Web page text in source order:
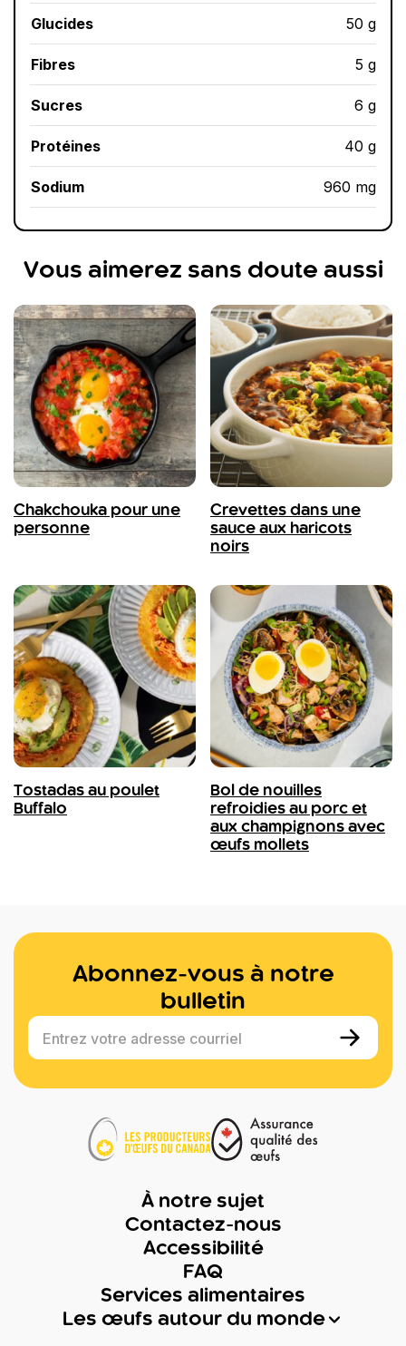
Glucides 50 g
Fibres 5 g
Sucres 6 g
Protéines 40 g
Sodium 960 mg
Vous aimerez sans doute aussi
Chakchouka pour une
personne
Crevettes dans une
sauce aux haricots
noirs
Tostadas au poulet
Buffalo
Bol de nouilles
refroidies au porc et
aux champignons avec
œufs mollets
Abonnez-vous à notre
bulletin
Entrez votre adresse courriel
À notre sujet
Contactez-nous
Accessibilité
FAQ
Services alimentaires
Les œufs autour du monde